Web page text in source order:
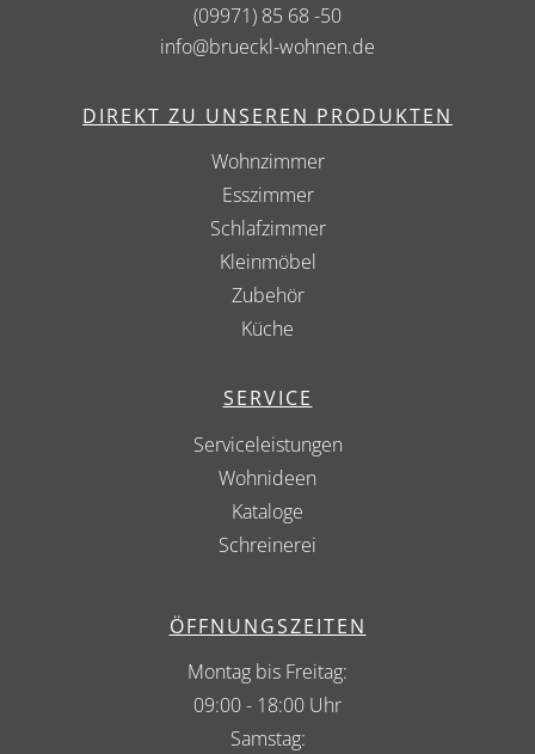
(09971) 85 68 -50
info@brueckl-wohnen.de
DIREKT ZU UNSEREN PRODUKTEN
Wohnzimmer
Esszimmer
Schlafzimmer
Kleinmöbel
Zubehör
Küche
SERVICE
Serviceleistungen
Wohnideen
Kataloge
Schreinerei
ÖFFNUNGSZEITEN
Montag bis Freitag:
09:00 - 18:00 Uhr
Samstag: